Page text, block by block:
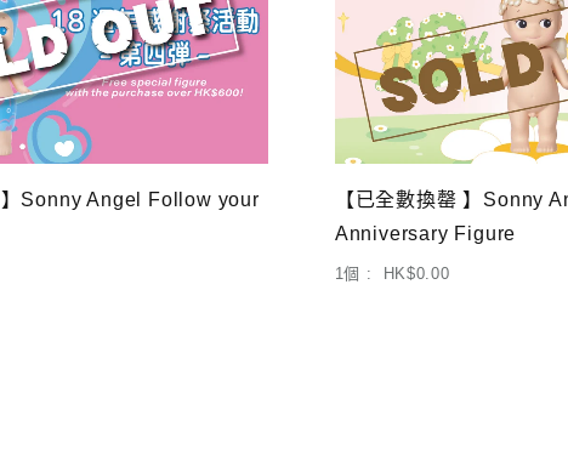
】Sonny Angel Follow your
【已全數換罄 】Sonny
Anniversary Figure
1個 : HK$0.00